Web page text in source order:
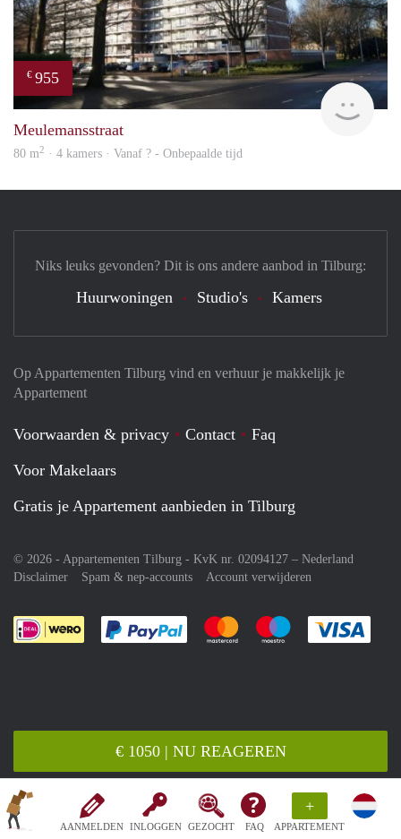
AANMELDEN INLOGGEN GEZOCHT FAQ
+
APPARTEMENT
€ 1050 | NU REAGEREN
€ 955
Meulemansstraat
80 m2 · 4 kamers · Vanaf ? - Onbepaalde tijd
Op Appartementen Tilburg vind en verhuur je makkelijk je
Appartement
Voorwaarden & privacy Contact
Faq
Voor Makelaars
Gratis je Appartement aanbieden in Tilburg
© 2026 - Appartementen Tilburg - KvK nr. 02094127 – Nederland
Disclaimer
Spam & nep-accounts Account verwijderen
Je rekent gemakkelijk af met Paypal
Je rekent gemakkelijk af met
Je rekent
Niks leuks gevonden? Dit is ons andere aanbod in Tilburg:
Huurwoningen Studio's Kamers